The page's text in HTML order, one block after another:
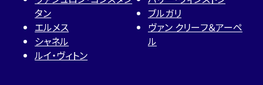
タン
エルメス
シャネル
ルイ・ヴィトン
ブルガリ
ヴァン クリーフ＆アーペ
ル